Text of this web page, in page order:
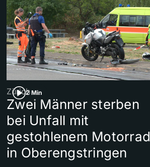
2 Min
Zürich
Zwei Männer sterben
bei Unfall mit
gestohlenem Motorrad
in Oberengstringen